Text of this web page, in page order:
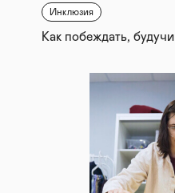
Инклюзия
Как побеждать,